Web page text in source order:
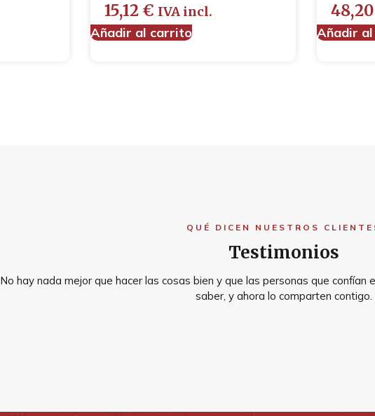
15,12 € IVA incl.
Añadir al carrito
48,20
Añadir
QUÉ DICEN NUESTROS
Testimonios
No hay nada mejor que hacer las cosas bien y que las personas que confían
saber, y ahora lo comparten contigo.